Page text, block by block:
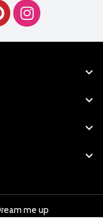




me up